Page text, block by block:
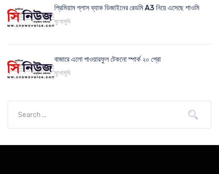
প্রিমিয়াম গ্লাস ব্যাক ডিজাইনের রেডমি A3 নিয়ে এসেছে শাওমি
মুখোমুখি
বাজারে এলো পাওয়ারফুল টেকনো স্পার্ক ২০ প্রো
মুখোমুখি